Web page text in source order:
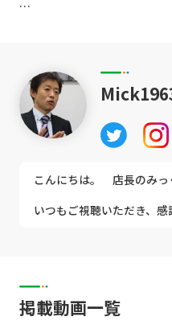
ます。
このチャンネルでは、『スー
っく店長が、電気・エアコン
トなどのライフラインをはじ
DIY愛好者には絶大な人気を
主役のみっく店長は、実家が
人家計なので幼少の頃から成
学んでいます。
こんにちは。 店長のみっ
いつもご視聴いただき、感
にモテそうな事は基本的に
（笑） ギター、ドラム、
もその一環です。
掲載動画一覧